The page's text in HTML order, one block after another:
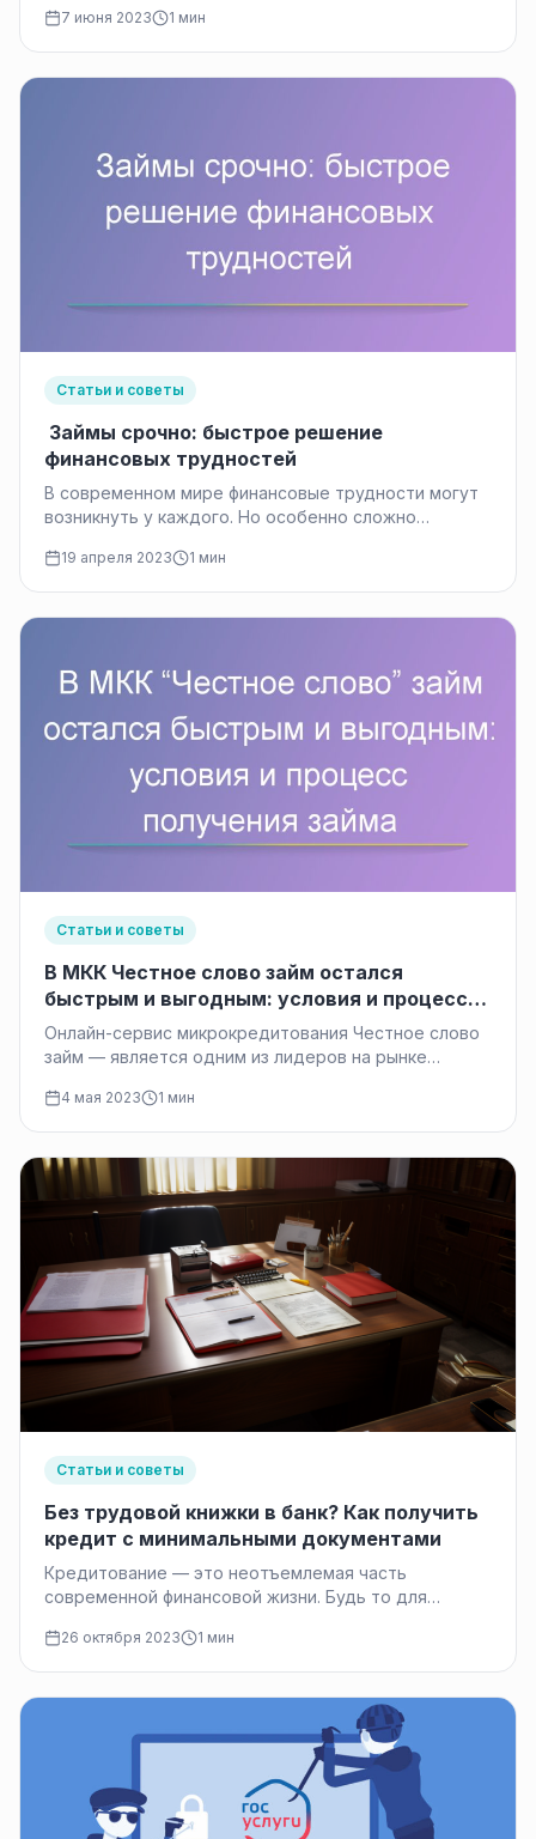
Различные…
7 июня 2023 1 мин
Статьи и советы
Займы срочно: быстрое решение
финансовых трудностей
В современном мире финансовые трудности могут
возникнуть у каждого. Но особенно сложно
19 апреля 2023 1 мин
Статьи и советы
В МКК Честное слово займ остался
быстрым и выгодным: условия и процесс
получения займа
Онлайн-сервис микрокредитования Честное слово
займ — является одним из лидеров на рынке
предоставляет…
4 мая 2023 1 мин
Статьи и советы
Без трудовой книжки в банк? Как получить
кредит с минимальными документами
Кредитование — это неотъемлемая часть
современной финансовой жизни. Будь то для
покрытия неотложных расходов,…
26 октября 2023 1 мин